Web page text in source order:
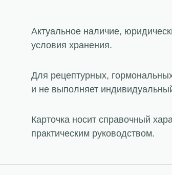
Актуальное наличие,
условия хранения.
Для рецептурных,
и не выполняет
Карточка носит справочный
практическим руководством.